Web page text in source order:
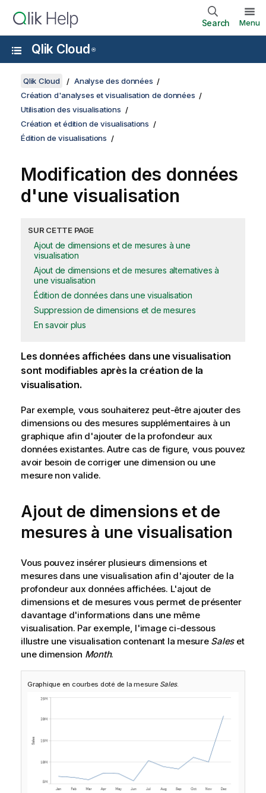
Search Menu
Qlik Cloud ®
Qlik Cloud
Analyse des données
Création d'analyses et visualisation de données
Utilisation des visualisations
Création et édition de visualisations
Édition de visualisations
Modification des données
d'une visualisation
SUR CETTE PAGE
Ajout de dimensions et de mesures à une
visualisation
Ajout de dimensions et de mesures alternatives à
une visualisation
Édition de données dans une visualisation
Suppression de dimensions et de mesures
En savoir plus
Les données affichées dans unevisualisation
sont modifiables après la création de la
visualisation.
Par exemple, vous souhaiterez peut-être ajouter des
dimensionsou des mesuressupplémentaires à un
graphiqueafin d'ajouter de la profondeur aux
données existantes. Autre cas de figure, vous pouvez
avoir besoin de corriger une dimension ou une
mesure non valide.
Ajout de dimensions et de
mesures à une visualisation
Vous pouvez insérer plusieurs dimensions et
mesures dans une visualisation afin d'ajouter de la
profondeur aux données affichées. L'ajout de
dimensions et de mesures vous permet de présenter
davantage d'informations dans une même
visualisation. Par exemple, l'image ci-dessous
illustre une visualisation contenant la mesure Saleset
une dimension Month.
Graphique en courbes doté de la mesure Sales.